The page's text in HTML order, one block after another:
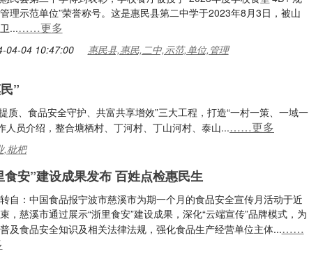
理示范单位”荣誉称号。这是惠民县第二中学于2023年8月3日，被山
...……更多
04-04 10:47:00 惠民县,惠民,二中,示范,单位,管理
”
质、食品安全守护、共富共享增效”三大工程，打造“一村一策、一域一
员介绍，整合塘栖村、丁河村、丁山河村、泰山...……更多
,枇杷
食安”建设成果发布 百姓点检惠民生
自：中国食品报宁波市慈溪市为期一个月的食品安全宣传月活动于近
，慈溪市通过展示“浙里食安”建设成果，深化“云端宣传”品牌模式，为
及食品安全知识及相关法律法规，强化食品生产经营单位主体...……